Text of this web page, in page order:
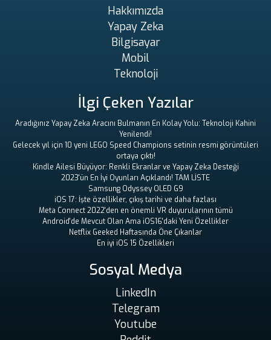
Hakkımızda
Yapay Zeka
Bilgisayar
Mobil
Teknoloji
İlgi Çeken Yazılar
Aradığınız Yapay Zeka Aracını Bulmanın En Kolay Yolu: Teknoloji Kahini
Yenilendi!
Gelecek yıl için 10 yeni LEGO Speed ​​Champions setinin resmi görüntüleri
ortaya çıktı!
Kindle Ailesi Büyüyor: Renkli Ekranlar ve Yapay Zeka Desteği
2023'ün En İyi Oyunları Açıklandı! TAM LİSTE
Samsung Odyssey OLED G9
iOS 17: İşte özellikler, çıkış tarihi ve daha fazlası
Meta Connect 2022'den en önemli VR duyurularının tümü
Android'de Mevcut Olan Ama iOS16'daki Yeni Özellikler
Netflix Geeked Haftasında Öne Çıkanlar
En iyi iOS 15 Özellikleri
Sosyal Medya
LinkedIn
Telegram
Youtube